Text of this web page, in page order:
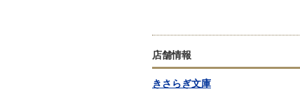
店舗情報
きさらぎ文庫